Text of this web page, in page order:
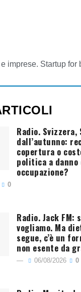
Radio. Svizzera,
dall’autunno:
copertura o
politica a
occupazione?
0
Radio. Jack FM:
vogliamo. Ma
segue, c’è un
non esente da
06/08/2026 0